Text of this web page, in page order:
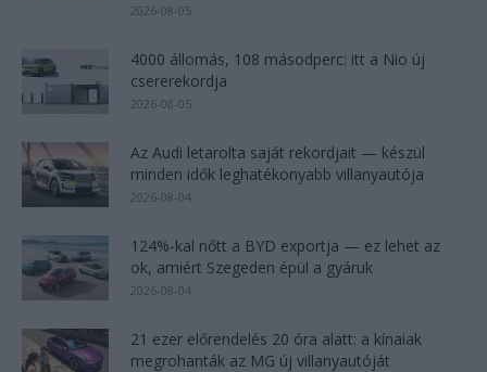
2026-08-05
4000 állomás, 108 másodperc: itt a Nio új
csererekordja
2026-08-05
Az Audi letarolta saját rekordjait — készül
minden idők leghatékonyabb villanyautója
2026-08-04
124%-kal nőtt a BYD exportja — ez lehet az
ok, amiért Szegeden épül a gyáruk
2026-08-04
21 ezer előrendelés 20 óra alatt: a kínaiak
megrohanták az MG új villanyautóját